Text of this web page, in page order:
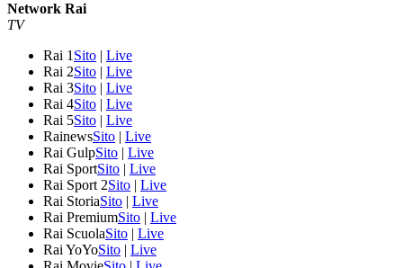
Network Rai
TV
Rai 1 Sito | Live
Rai 2Sito | Live
Rai 3Sito | Live
Rai 4Sito | Live
Rai 5Sito | Live
RainewsSito | Live
Rai GulpSito | Live
Rai SportSito | Live
Rai Sport 2Sito | Live
Rai StoriaSito | Live
Rai PremiumSito | Live
Rai ScuolaSito | Live
Rai YoYoSito | Live